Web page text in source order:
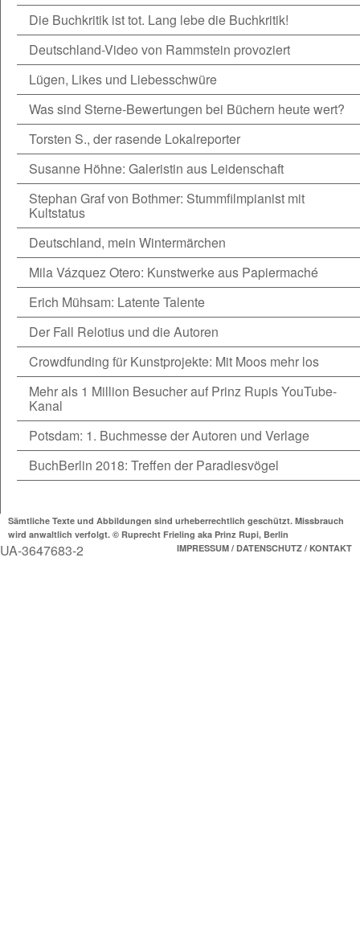
Die Buchkritik ist tot. Lang lebe die Buchkritik!
Deutschland-Video von Rammstein provoziert
Lügen, Likes und Liebesschwüre
Was sind Sterne-Bewertungen bei Büchern heute wert?
Torsten S., der rasende Lokalreporter
Susanne Höhne: Galeristin aus Leidenschaft
Stephan Graf von Bothmer: Stummfilmpianist mit
Kultstatus
Deutschland, mein Wintermärchen
Mila Vázquez Otero: Kunstwerke aus Papiermaché
Erich Mühsam: Latente Talente
Der Fall Relotius und die Autoren
Crowdfunding für Kunstprojekte: Mit Moos mehr los
Mehr als 1 Million Besucher auf Prinz Rupis YouTube-
Kanal
Potsdam: 1. Buchmesse der Autoren und Verlage
BuchBerlin 2018: Treffen der Paradiesvögel
Sämtliche Texte und Abbildungen sind urheberrechtlich geschützt. Missbrauch
wird anwaltlich verfolgt. © Ruprecht Frieling aka Prinz Rupi, Berlin
IMPRESSUM / DATENSCHUTZ / KONTAKT
UA-3647683-2